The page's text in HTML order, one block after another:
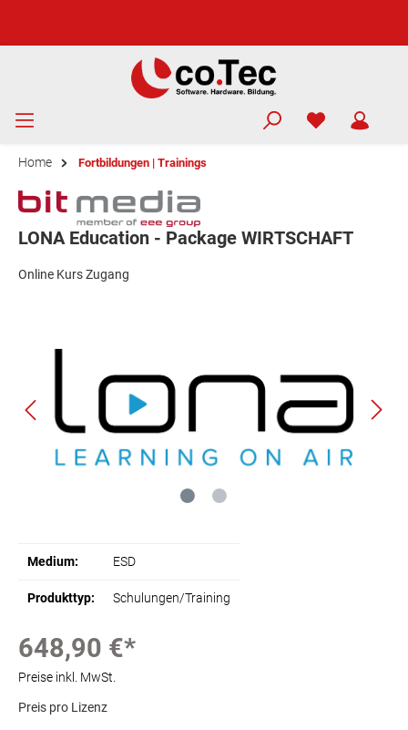
Home Fortbildungen | Trainings
LONA Education - Package WIRTSCHAFT
Online Kurs Zugang
Medium: ESD
Produkttyp: Schulungen/Training
648,90 €*
Preise inkl. MwSt.
Preis pro Lizenz